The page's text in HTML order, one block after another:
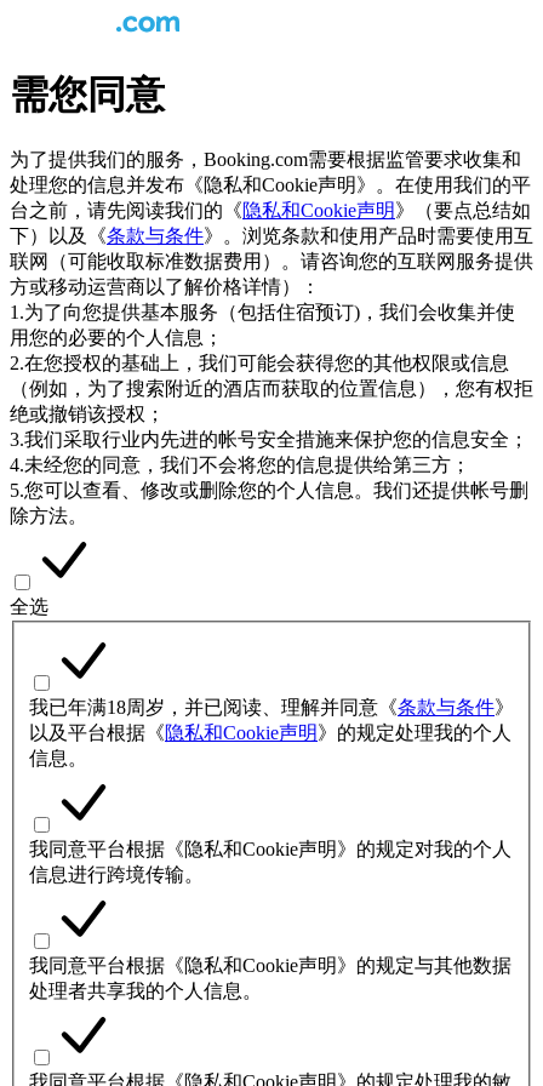
需您同意
为了提供我们的服务，Booking.com需要根据监管要求收集和
处理您的信息并发布《隐私和Cookie声明》。在使用我们的平
台之前，请先阅读我们的《隐私和Cookie声明》（要点总结如
下）以及《条款与条件》。浏览条款和使用产品时需要使用互
联网（可能收取标准数据费用）。请咨询您的互联网服务提供
方或移动运营商以了解价格详情）：
1.为了向您提供基本服务（包括住宿预订)，我们会收集并使
用您的必要的个人信息；
2.在您授权的基础上，我们可能会获得您的其他权限或信息
（例如，为了搜索附近的酒店而获取的位置信息），您有权拒
绝或撤销该授权；
3.我们采取行业内先进的帐号安全措施来保护您的信息安全；
4.未经您的同意，我们不会将您的信息提供给第三方；
5.您可以查看、修改或删除您的个人信息。我们还提供帐号删
除方法。
全选
我已年满18周岁，并已阅读、理解并同意《条款与条件》
以及平台根据《隐私和Cookie声明》的规定处理我的个人
信息。
我同意平台根据《隐私和Cookie声明》的规定对我的个人
信息进行跨境传输。
我同意平台根据《隐私和Cookie声明》的规定与其他数据
处理者共享我的个人信息。
我同意平台根据《隐私和Cookie声明》的规定处理我的敏